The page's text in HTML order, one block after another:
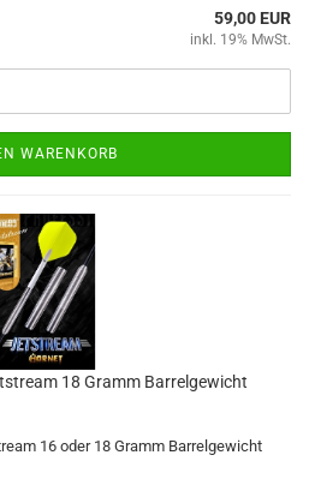
59,00 EUR
inkl. 19% MwSt.
WARENKORB
18 Gramm Bar­rel­ge­wicht
16 oder 18 Gramm Bar­rel­ge­wicht